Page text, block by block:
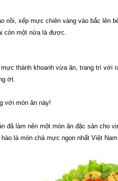
nồi, xếp mực chiên vàng vào bắc lên
còn một nửa là được.
thành khoanh vừa ăn, trang trí với
ớt.
với món ăn này!
đã làm nên một món ăn đặc sản cho
là món chả mực ngon nhất Việt